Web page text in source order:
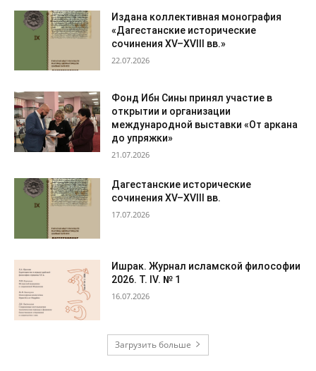
Издана коллективная монография
«Дагестанские исторические
сочинения XV–XVIII вв.»
22.07.2026
Фонд Ибн Сины принял участие в
открытии и организации
международной выставки «От аркана
до упряжки»
21.07.2026
Дагестанские исторические
сочинения XV–XVIII вв.
17.07.2026
Ишрак. Журнал исламской философии
2026. Т. IV. № 1
16.07.2026
Загрузить больше